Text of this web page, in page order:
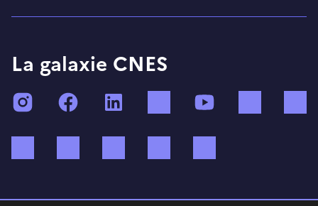
La galaxie CNES
InstagramFacebook TikTok